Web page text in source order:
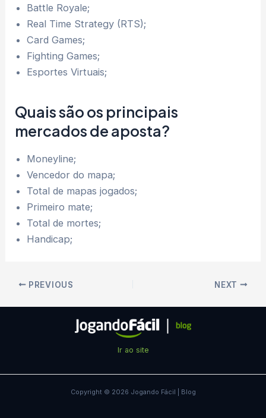
Battle Royale;
Real Time Strategy (RTS);
Card Games;
Fighting Games;
Esportes Virtuais;
Quais são os principais
mercados de aposta?
Moneyline;
Vencedor do mapa;
Total de mapas jogados;
Primeiro mate;
Total de mortes;
Handicap;
Post PREVIOUS NEXT
Ir ao site
Copyright © 2026 Jogando Fácil | Blog